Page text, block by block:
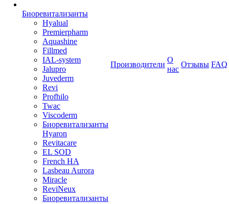
Биоревитализанты
Hyalual
Premierpharm
Aquashine
Fillmed
IAL-system
Jalupro
Juvederm
Revi
Profhilo
Twac
Viscoderm
Биоревитализанты
Hyaron
Revitacare
EL SOD
French HA
Lasbeau Aurora
Miracle
ReviNeux
Биоревитализанты
Производители
О
нас
Отзывы FAQ